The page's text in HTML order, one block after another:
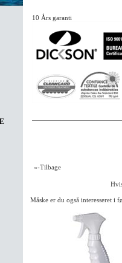
10 Års garanti
«-Tilbage
Måske er du også interesseret i